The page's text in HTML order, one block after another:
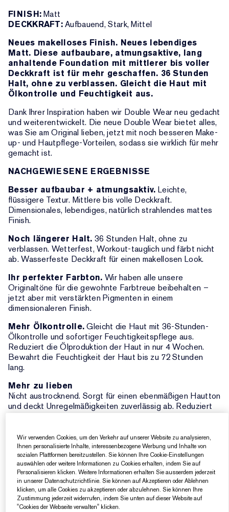
FINISH:Matt
DECKKRAFT:Aufbauend, Stark, Mittel
Neues makelloses Finish. Neues lebendiges
Matt. Diese aufbaubare, atmungsaktive, lang
anhaltende Foundation mit mittlerer bis voller
Deckkraft ist für mehr geschaffen. 36 Stunden
Halt, ohne zu verblassen. Gleicht die Haut mit
Ölkontrolle und Feuchtigkeit aus.
Dank Ihrer Inspiration haben wir Double Wear neu gedacht
und weiterentwickelt. Die neue Double Wear bietet alles,
was Sie am Original lieben, jetzt mit noch besseren Make-
up- und Hautpflege-Vorteilen, sodass sie wirklich für mehr
gemacht ist.
NACHGEWIESENE ERGEBNISSE
Besser aufbaubar + atmungsaktiv. Leichte,
flüssigere Textur. Mittlere bis volle Deckkraft.
Dimensionales, lebendiges, natürlich strahlendes mattes
Finish.
Noch längerer Halt. 36 Stunden Halt, ohne zu
verblassen. Wetterfest, Workout-tauglich und färbt nicht
ab. Wasserfeste Deckkraft für einen makellosen Look.
Ihr perfekter Farbton. Wir haben alle unsere
Originaltöne für die gewohnte Farbtreue beibehalten –
jetzt aber mit verstärkten Pigmenten in einem
dimensionaleren Finish.
Mehr Ölkontrolle.Gleicht die Haut mit 36-Stunden-
Ölkontrolle und sofortiger Feuchtigkeitspflege aus.
Reduziert die Ölproduktion der Haut in nur 4 Wochen.
Bewahrt die Feuchtigkeit der Haut bis zu 72 Stunden
lang.
Mehr zu lieben
Nicht austrocknend. Sorgt für einen ebenmäßigen Hautton
und deckt Unregelmäßigkeiten zuverlässig ab. Reduziert
und setzt sich nicht in Linien ab. Farbtreue selbst bei
Schweiß, Hitze und hoher Luftfeuchtigkeit.
Für alle Hauttypen. Sichere Anwendung für empfindliche
Haut und zu Unreinheiten neigende Haut. Nicht
komedogene Foundation.
GEWOHNTE FARBTREUE, JETZT NOCH BESSER
Wir verwenden Cookies, um den Verkehr auf unserer Website zu analysieren,
Ihnen personalisierte Inhalte, interessenbezogene Werbung und Inhalte von
sozialen Plattformen bereitzustellen. Sie können Ihre Cookie-Einstellungen
auswählen oder weitere Informationen zu Cookies erhalten, indem Sie auf
Personalisieren klicken. Weitere Informationen erhalten Sie ausserdem jederzeit
in unserer Datenschutzrichtlinie. Sie können auf Akzeptieren oder Ablehnen
klicken, um alle Cookies zu akzeptieren oder abzulehnen. Sie können Ihre
Zustimmung jederzeit widerrufen, indem Sie unten auf dieser Website auf
"Cookies der Webseite verwalten" klicken.